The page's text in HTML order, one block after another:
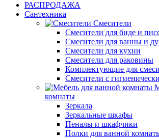
РАСПРОДАЖА
Сантехника
Смесители
Смесители для биде и
Смесители для ванны и
Смесители для кухни
Смесители для раковины
Комплектующие для
Смесители с
комнаты
Зеркала
Зеркальные шкафы
Пеналы и шкафчики
Полки для ванной